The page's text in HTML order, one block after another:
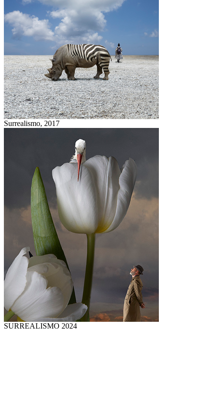
Surrealismo, 2017
SURREALISMO 2024